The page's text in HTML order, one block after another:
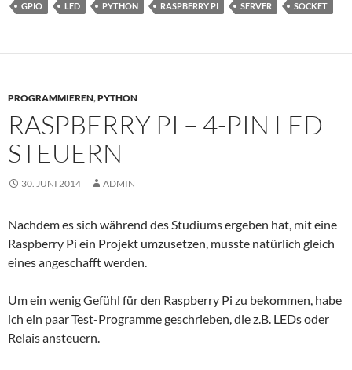
GPIO LED PYTHON RASPBERRY PI SERVER SOCKET
PROGRAMMIEREN,PYTHON
RASPBERRY PI – 4-PIN LED
STEUERN
30. JUNI 2014 ADMIN
Nachdem es sich während des Studiums ergeben hat, mit eine
Raspberry Pi ein Projekt umzusetzen, musste natürlich gleich
eines angeschafft werden.
Um ein wenig Gefühl für den Raspberry Pi zu bekommen, habe
ich ein paar Test-Programme geschrieben, die z.B. LEDs oder
Relais ansteuern.